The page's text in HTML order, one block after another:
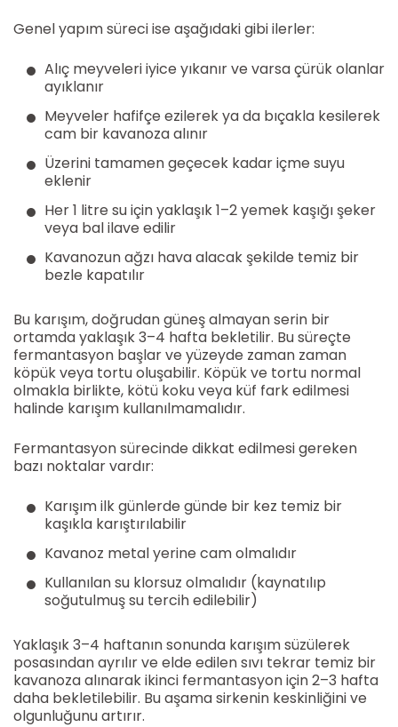
Genel yapım süreci ise aşağıdaki gibi ilerler:
Alıç meyveleri iyice yıkanır ve varsa çürük olanlar
ayıklanır
Meyveler hafifçe ezilerek ya da bıçakla kesilerek
cam bir kavanoza alınır
Üzerini tamamen geçecek kadar içme suyu
eklenir
Her 1 litre su için yaklaşık 1–2 yemek kaşığı şeker
veya bal ilave edilir
Kavanozun ağzı hava alacak şekilde temiz bir
bezle kapatılır
Bu karışım, doğrudan güneş almayan serin bir
ortamda yaklaşık 3–4 hafta bekletilir. Bu süreçte
fermantasyon başlar ve yüzeyde zaman zaman
köpük veya tortu oluşabilir. Köpük ve tortu normal
olmakla birlikte, kötü koku veya küf fark edilmesi
halinde karışım kullanılmamalıdır.
Fermantasyon sürecinde dikkat edilmesi gereken
bazı noktalar vardır:
Karışım ilk günlerde günde bir kez temiz bir
kaşıkla karıştırılabilir
Kavanoz metal yerine cam olmalıdır
Kullanılan su klorsuz olmalıdır (kaynatılıp
soğutulmuş su tercih edilebilir)
Yaklaşık 3–4 haftanın sonunda karışım süzülerek
posasından ayrılır ve elde edilen sıvı tekrar temiz bir
kavanoza alınarak ikinci fermantasyon için 2–3 hafta
daha bekletilebilir. Bu aşama sirkenin keskinliğini ve
olgunluğunu artırır.